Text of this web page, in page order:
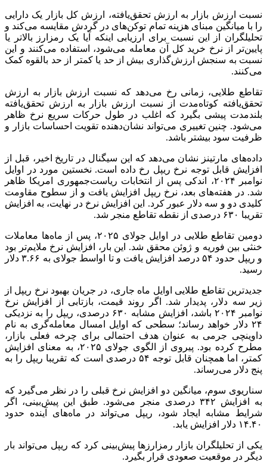
نسبت ارزش بازار به ارزش تحقق‌یافته، ارزش کل بازار یک دارایی
را با میانگین مبنای هزینه تمام توکن‌های در گردش مقایسه می‌کند و
تحلیلگران از این نسبت برای ارزیابی اینکه آیا یک رمزارز بالاتر یا
پایین‌تر از نرخ خرید کل آن معامله می‌شود، استفاده می‌کنند و این
نسبت به سنجش ارزش‌گذاری بیش از حد یا کمتر از حد بالقوه کمک
می‌کنند.
تقاطع طلایی، زمانی رخ می‌دهد که نسبت ارزش بازار به ارزش
تحقق‌یافته کوتاه‌مدت از نسبت ارزش بازار به ارزش تحقق‌یافته
بلندمدت پیشی بگیرد که اغلب در طول حرکات سریع نرخ ظاهر
می‌شود. چنین تغییری می‌تواند نشان‌دهنده تقویت احساسات بازار و
ظرفیت سود بیشتر باشد.
داده‌های مارتینز نشان می‌دهد که این سیگنال در تاریخ اخیر، قبل از
افزایش قابل توجه نرخ ریپل رخ داده است. نخستین مورد در اوایل
نوامبر ۲۰۲۴، اندکی پس از انتخابات ریاست‌جمهوری امریکا ظاهر
شد. در هفته‌های بعد، نرخ ریپل افزایش یافت و از سطوح مقاومت
کلیدی دو و سه دلار عبور کرد. این افزایش نرخ در نهایت، به افزایش
تقریبا ۶۳۰ درصدی از نقطه تقاطع منجر شد.
دومین تقاطع طلایی در اوایل جولای ۲۰۲۵، پس از ماه‌ها معاملات
خنثی بین فوریه و ژوئن محقق شد. این بار، افزایش نرخ ملایم‌تر بود
و ریپل حدود ۵۴ درصد افزایش یافت و تا اواسط جولای به ۳.۶۶ دلار
رسید.
جدیدترین تقاطع طلایی اوایل ماه جاری، در جریان بهبود نرخ ریپل از
زیر سه دلار، پدیدار شد. اگر روند قیمت، بازتابی از افزایش نرخ
نوامبر ۲۰۲۴ باشد، افزایش مشابه ۶۳۰ درصدی، ریپل را به نزدیکی
۲۴ دلار خواهد رساند؛ سطحی که اوایل امسال معامله‌گری به نام
داوینچی جرمی به عنوان هدف احتمالی برای چرخه فعلی بازار،
مطرح کرده بود. پیروی از الگوی جولای ۲۰۲۵، به معنای افزایش
کمتر، اما همچنان قابل توجه ۵۴ درصدی است که تقریبا ریپل را به
پنج دلار می‌رساند.
سناریوی سوم، میانگین دو افزایش نرخ قبلی را در نظر می‌گیرد که
به افزایش ۳۴۲ درصدی منجر می‌شود. طبق این پیش‌بینی، اگر
شرایط مشابه ایجاد شود، ریپل می‌تواند در ماه‌های آینده حدود
۱۴.۴۰ دلار افزایش یابد.
یکی از تحلیلگران بازار رمزارز‌ها پیش‌بینی کرد که ریپل می‌تواند بار
دیگر در موقعیت صعودی قرار بگیرد.